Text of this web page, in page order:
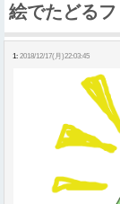
絵でたどる
1: 2018/12/17(月)22:03:45